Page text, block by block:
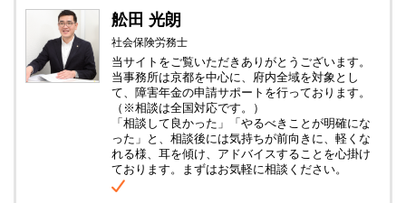
舩田 光朗
社会保険労務士
当サイトをご覧いただきありがとうございます。
当事務所は京都を中心に、府内全域を対象とし
て、障害年金の申請サポートを行っております。
（※相談は全国対応です。）
「相談して良かった」「やるべきことが明確にな
った」と、相談後には気持ちが前向きに、軽くな
れる様、耳を傾け、アドバイスすることを心掛け
ております。まずはお気軽に相談ください。